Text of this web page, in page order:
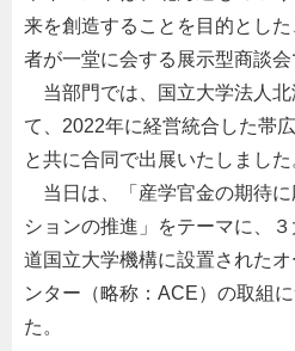
来を創造することを目的とし
者が一堂に会する展示型商談会
当部門では、国立大学法人
て、 2022年に経営統合した帯
と共に合同で出展いたしました
当日は、「産学官金の期待
ションの推進」をテーマに、
道国立大学機構に設置された
ンター（略称： ACE）の取組
た。